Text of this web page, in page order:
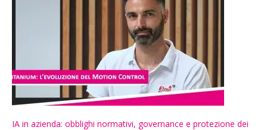
IA in azienda: obblighi normativi, governance e protezione dei